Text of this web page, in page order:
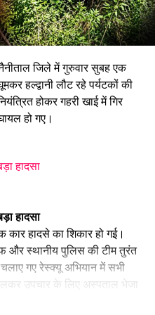
मसूरी-कीमाड़ी मार्ग की सुरक्षा
लोगों का मानना है कि यदि
किया गया, तो भविष्य में भी ऐसे
जिले में गुरुवार सुबह एक
हल्द्वानी लौट रहे पर्यटकों की
होकर गहरी खाई में गिर
हो गए।
हादसा
हादसा
हादसे का शिकार हो गई।
और स्थानीय पुलिस की टीम तुरंत
गए रेस्क्यू अभियान में सभी
उपचार के लिए अस्पताल भेजा